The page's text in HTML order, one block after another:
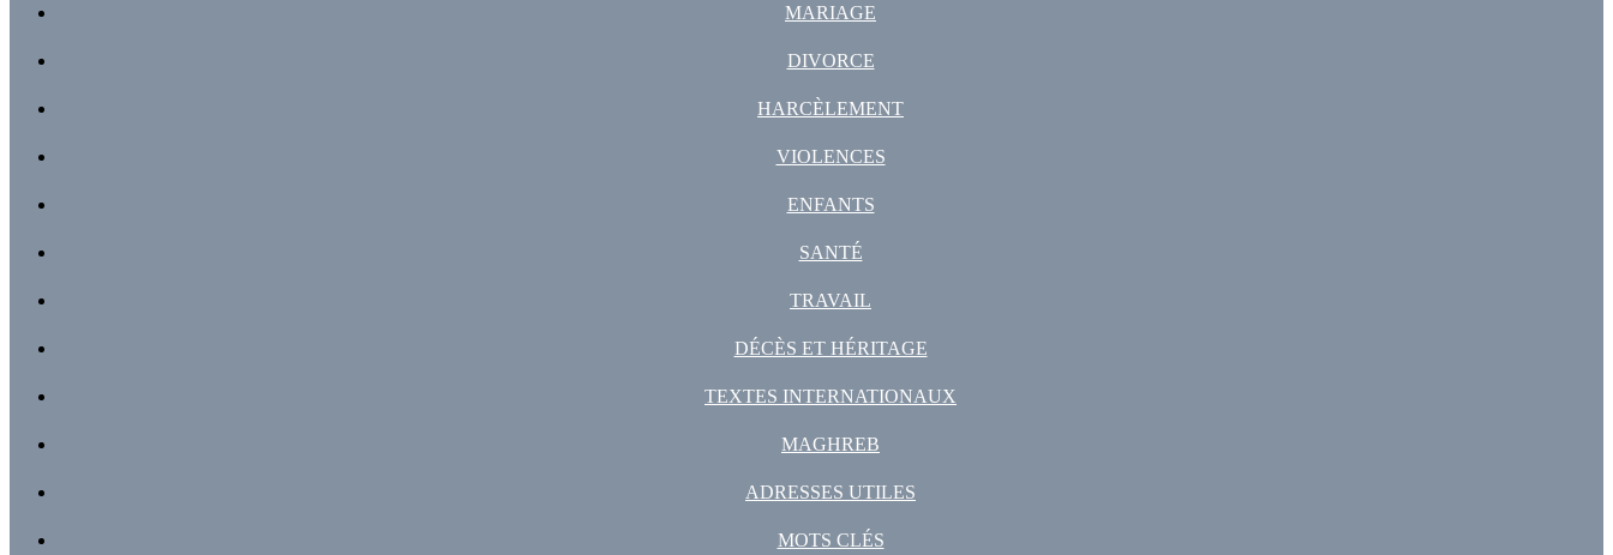
MARIAGE
DIVORCE
HARCÈLEMENT
VIOLENCES
ENFANTS
SANTÉ
TRAVAIL
DÉCÈS ET HÉRITAGE
TEXTES INTERNATIONAUX
MAGHREB
ADRESSES UTILES
MOTS CLÉS